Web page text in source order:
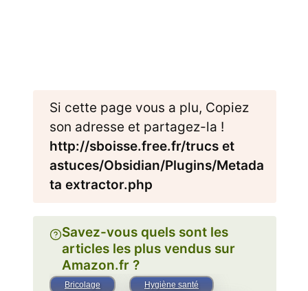
Si cette page vous a plu, Copiez
son adresse et partagez-la !
http://sboisse.free.fr/trucs et
astuces/Obsidian/Plugins/Metada
ta extractor.php
Savez-vous quels sont les
articles les plus vendus sur
Amazon.fr ?
Bricolage Hygiène santé